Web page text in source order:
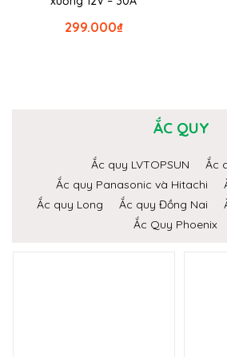
₫
299.000
ẮC QUY
Ắc quy LVTOPSUN
Ắc
Ắc quy Panasonic và Hitachi
Ắc quy Long
Ắc quy Đồng Nai
Ắc Quy Phoenix